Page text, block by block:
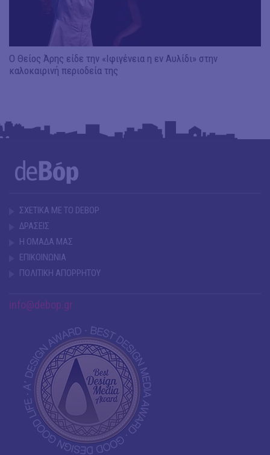
Ο Θείος Άρης είδε την «Ιφιγένεια η εν Αυλίδι» στην
καλοκαιρινή περιοδεία της
ΣΧΕΤΙΚΑ ΜΕ ΤΟ DEBOP
ΔΡΑΣΕΙΣ
Η ΟΜΑΔΑ ΜΑΣ
ΕΠΙΚΟΙΝΩΝΙΑ
ΠΟΛΙΤΙΚΗ ΑΠΟΡΡΗΤΟΥ
info@debop.gr